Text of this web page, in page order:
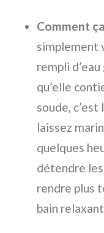
Comment
simplement
rempli
qu’elle
soude,
laissez
quelques
détendre
rendre plus
bain